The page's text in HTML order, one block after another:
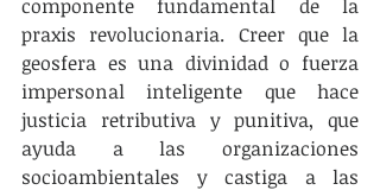
componente fundamental de la
praxis revolucionaria. Creer que la
geosfera es una divinidad o fuerza
impersonal inteligente que hace
justicia retributiva y punitiva, que
ayuda a las organizaciones
socioambientales y castiga a las